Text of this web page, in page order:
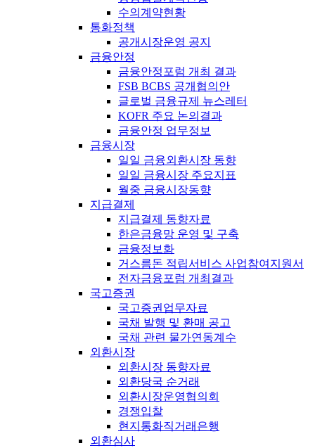
수의계약현황
통화정책
공개시장운영 공지
금융안정
금융안정포럼 개최 결과
FSB BCBS 공개협의안
글로벌 금융규제 뉴스레터
KOFR 주요 논의결과
금융안정 업무정보
금융시장
일일 금융외환시장 동향
일일 금융시장 주요지표
월중 금융시장동향
지급결제
지급결제 동향자료
한은금융망 운영 및 구축
금융정보화
거스름돈 적립서비스 사업참여지원서
전자금융포럼 개최결과
국고증권
국고증권업무자료
국채 발행 및 환매 공고
국채 관련 물가연동계수
외환시장
외환시장 동향자료
외환당국 순거래
외환시장운영협의회
경쟁입찰
현지통화직거래은행
외환심사